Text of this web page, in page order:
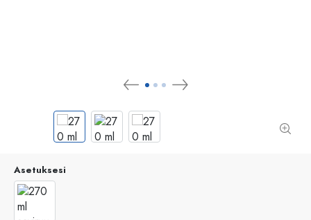
Asetuksesi